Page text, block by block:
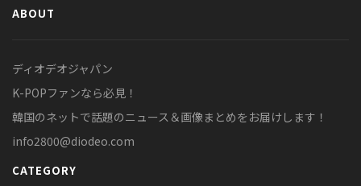
ABOUT
ディオデオジャパン
K-POPファンなら必見！
韓国のネットで話題のニュース＆画像まとめをお届けします！
info2800@diodeo.com
CATEGORY